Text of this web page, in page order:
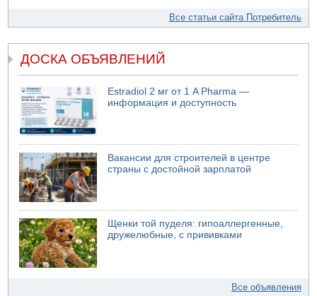
Все статьи сайта Потребитель
ДОСКА ОБЪЯВЛЕНИЙ
Estradiol 2 мг от 1 A Pharma —
информация и доступность
Вакансии для строителей в центре
страны с достойной зарплатой
Щенки той пуделя: гипоаллергенные,
дружелюбные, с прививками
Все объявления